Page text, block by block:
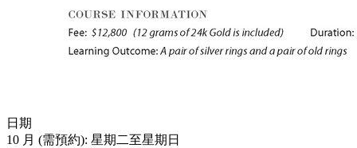
日期
10 月 (需預約): 星期二至星期日